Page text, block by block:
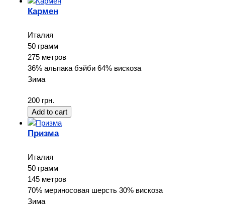
Кармен
Италия
50 грамм
275 метров
36% альпака бэйби 64% вискоза
Зима
200 грн.
Призма
Италия
50 грамм
145 метров
70% мериносовая шерсть 30% вискоза
Зима